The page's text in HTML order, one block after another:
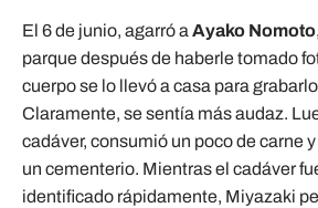
El 6 de junio, agarró a Ayako Nomoto
parque después de haberle tomado
cuerpo se lo llevó a casa para
Claramente, se sentía más audaz.
cadáver, consumió un poco de carne
un cementerio. Mientras el cadáver
identificado rápidamente, Miyazaki